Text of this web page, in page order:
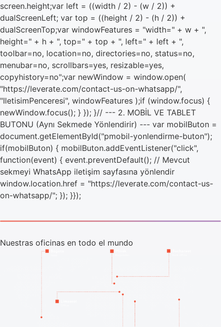
screen.height;var left = ((width / 2) - (w / 2)) +
dualScreenLeft; var top = ((height / 2) - (h / 2)) +
dualScreenTop;var windowFeatures = "width=" + w + ",
height=" + h + ", top=" + top + ", left=" + left + ",
toolbar=no, location=no, directories=no, status=no,
menubar=no, scrollbars=yes, resizable=yes,
copyhistory=no";var newWindow = window.open(
"https://leverate.com/contact-us-on-whatsapp/",
"IletisimPenceresi", windowFeatures );if (window.focus) {
newWindow.focus(); } }); }// --- 2. MOBİL VE TABLET
BUTONU (Aynı Sekmede Yönlendirir) --- var mobilButon =
document.getElementById("pmobil-yonlendirme-buton");
if(mobilButon) { mobilButon.addEventListener("click",
function(event) { event.preventDefault(); // Mevcut
sekmeyi WhatsApp iletişim sayfasına yönlendir
window.location.href = "https://leverate.com/contact-us-
on-whatsapp/"; }); }});
Nuestras oficinas en todo el mundo